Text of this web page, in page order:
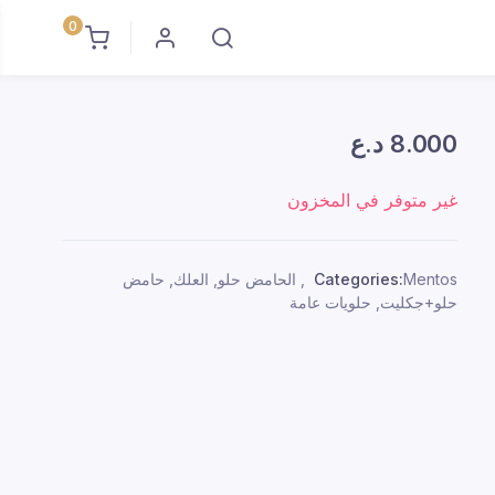
0
8.000 د.ع
غير متوفر في المخزون
Categories:Mentos الحامض حلو العلك حامض
حلو+جكليت حلويات عامة